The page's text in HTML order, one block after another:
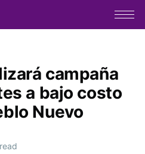
campaña
a bajo costo
Nuevo